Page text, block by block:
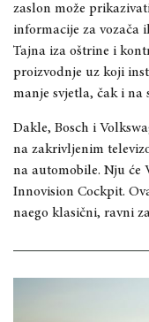
zaslon može
informacije za vozača
Tajna iza oštrine i
proizvodnje uz koji
manje svjetla, čak i na
Dakle, Bosch i
na zakrivljenim
na automobile. Nju će
Innovision Cockpit.
naego klasični, ravni